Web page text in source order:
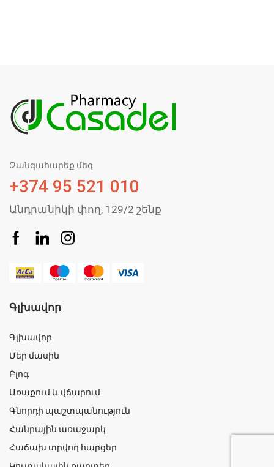
Զանգահարեք մեզ
+374 95 521 010
Անդրանիկի փող, 129/2 շենք
Գլխավոր
Գլխավոր
Մեր մասին
Բլոգ
Առաքում և վճարում
Գնորդի պաշտպանություն
Հանրային առաջարկ
Հաճախ տրվող հարցեր